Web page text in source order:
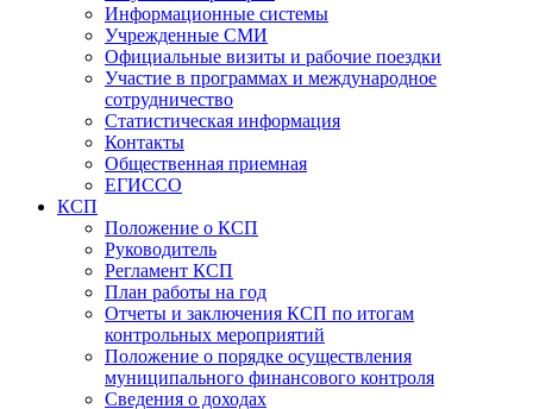
Информационные системы
Учрежденные СМИ
Официальные визиты и рабочие поездки
Участие в программах и международное
сотрудничество
Статистическая информация
Контакты
Общественная приемная
ЕГИССО
КСП
Положение о КСП
Руководитель
Регламент КСП
План работы на год
Отчеты и заключения КСП по итогам
контрольных мероприятий
Положение о порядке осуществления
муниципального финансового контроля
Сведения о доходах